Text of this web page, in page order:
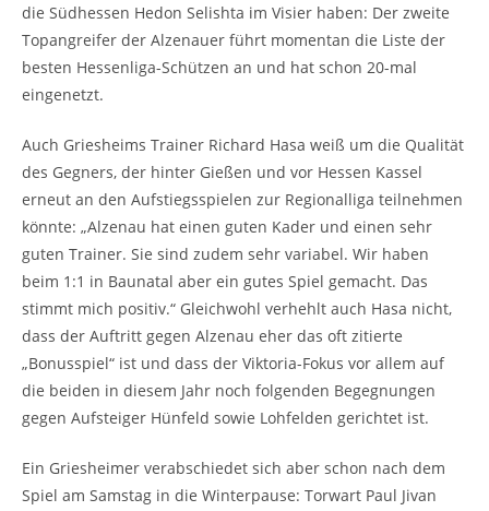
die Südhessen Hedon Selishta im Visier haben: Der zweite
Topangreifer der Alzenauer führt momentan die Liste der
besten Hessenliga-Schützen an und hat schon 20-mal
eingenetzt.
Auch Griesheims Trainer Richard Hasa weiß um die Qualität
des Gegners, der hinter Gießen und vor Hessen Kassel
erneut an den Aufstiegsspielen zur Regionalliga teilnehmen
könnte: „Alzenau hat einen guten Kader und einen sehr
guten Trainer. Sie sind zudem sehr variabel. Wir haben
beim 1:1 in Baunatal aber ein gutes Spiel gemacht. Das
stimmt mich positiv.“ Gleichwohl verhehlt auch Hasa nicht,
dass der Auftritt gegen Alzenau eher das oft zitierte
„Bonusspiel“ ist und dass der Viktoria-Fokus vor allem auf
die beiden in diesem Jahr noch folgenden Begegnungen
gegen Aufsteiger Hünfeld sowie Lohfelden gerichtet ist.
Ein Griesheimer verabschiedet sich aber schon nach dem
Spiel am Samstag in die Winterpause: Torwart Paul Jivan